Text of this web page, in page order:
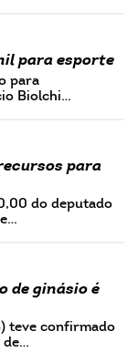
para esporte
para
Biolchi…
para
do deputado
de ginásio é
teve confirmado
de…